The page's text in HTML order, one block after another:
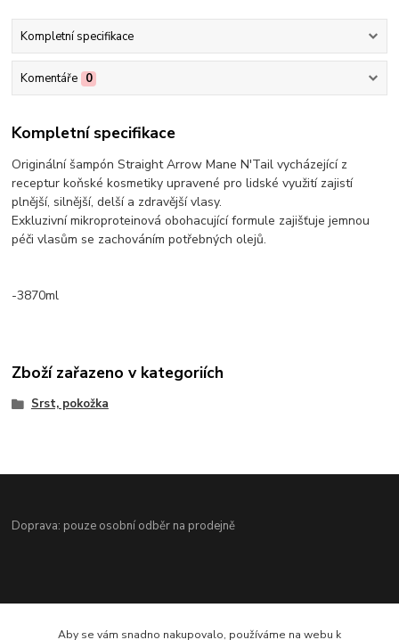
Kompletní specifikace
Komentáře 0
Kompletní specifikace
Originální šampón Straight Arrow Mane N'Tail vycházející z
receptur koňské kosmetiky upravené pro lidské využití zajistí
plnější, silnější, delší a zdravější vlasy.
Exkluzivní mikroproteinová obohacující formule zajišťuje jemnou
péči vlasům se zachováním potřebných olejů.
-3870ml
Zboží zařazeno v kategoriích
Srst, pokožka
Doprava: pouze osobní odběr na prodejně
Aby se vám snadno nakupovalo, používáme na webu k